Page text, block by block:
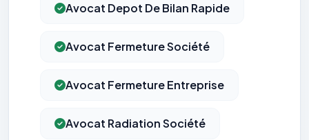
Avocat Depot De Bilan Rapide
Avocat Fermeture Société
Avocat Fermeture Entreprise
Avocat Radiation Société